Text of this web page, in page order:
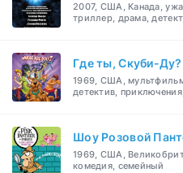
2007, США, Канада,
триллер, драма,
Где ты, Скуби-Ду?
1969, США,
детектив,
Шоу Розовой
1969, США,
комедия, семейный